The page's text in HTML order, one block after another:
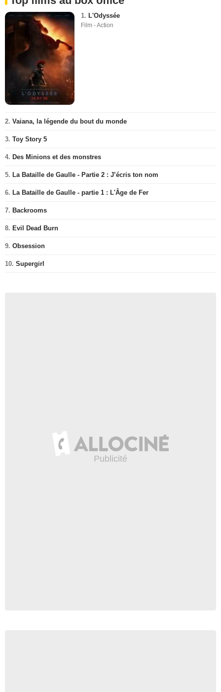
1. L'Odyssée
Film - Action
2. Vaiana, la légende du bout du monde
3. Toy Story 5
4. Des Minions et des monstres
5. La Bataille de Gaulle - Partie 2 : J’écris ton nom
6. La Bataille de Gaulle - partie 1 : L'Âge de Fer
7. Backrooms
8. Evil Dead Burn
9. Obsession
10. Supergirl